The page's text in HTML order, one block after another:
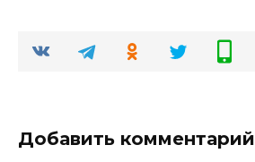
Добавить комментарий